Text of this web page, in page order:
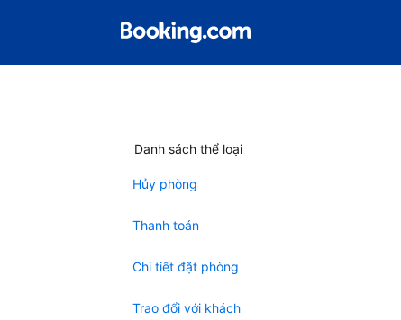
Danh sách thể loại
Hủy phòng
Thanh toán
Chi tiết đặt phòng
Trao đổi với khách